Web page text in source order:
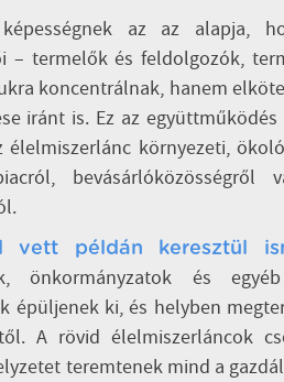
az az alapja,
– termelők és feldolgozók,
koncentrálnak, hanem
iránt is. Ez az
környezeti,
bevásárlóközösségről
vett példán keresztül
önkormányzatok és
épüljenek ki, és helyben
A rövid élelmiszerláncok
teremtenek mind a